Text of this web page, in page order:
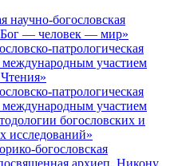
научно-богословская
— человек — мир»
патрологическая
международным участием
патрологическая
международным участием
богословских и
исследований»
богословская
архиеп. Никону